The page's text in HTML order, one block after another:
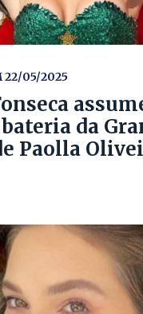
22/05/2025
da
Paolla